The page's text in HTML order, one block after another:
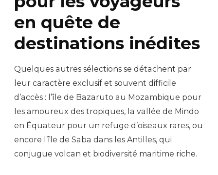
en quête de
destinations inédites
Quelques autres sélections se détachent par
leur caractère exclusif et souvent difficile
d’accès : l’île de Bazaruto au Mozambique pour
les amoureux des tropiques, la vallée de Mindo
en Équateur pour un refuge d’oiseaux rares, ou
encore l’île de Saba dans les Antilles, qui
conjugue volcan et biodiversité maritime riche.